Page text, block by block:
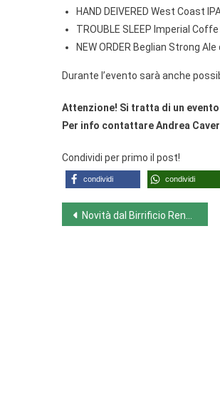
HAND DEIVERED West Coast
TROUBLE SLEEP Imperial
NEW ORDER Beglian Strong Ale
Durante l’evento sarà anche
Attenzione! Si tratta di un
Per info contattare Andrea
Condividi per primo il post!
condividi condividi
Navigazione
Novità dal Birrificio RentON !